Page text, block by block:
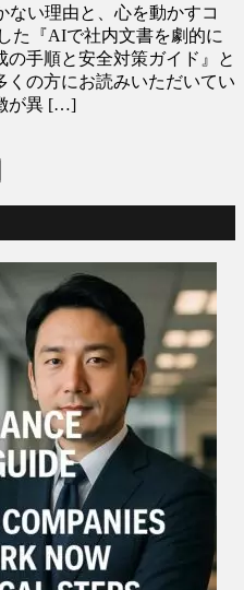
い理由と、心を動かすコ
た『AIで社内文書を劇的に
手順と安全対策ガイド』と
くの方にお読みいただいてい
が異 […]